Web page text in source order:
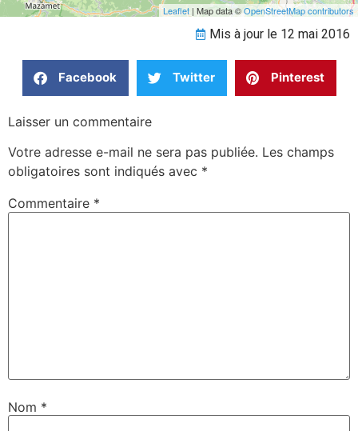
Leaflet | Map data ©OpenStreetMap contributors
Mis à jour le 12 mai 2016
Facebook Twitter Pinterest
Laisser un commentaire
Votre adresse e-mail ne sera pas publiée. Les champs
obligatoires sont indiqués avec *
Commentaire *
Nom *